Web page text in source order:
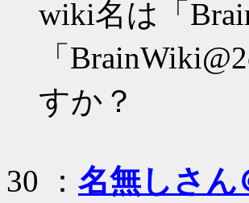
wiki名は「
「
すか？
30 ： 名無しさん